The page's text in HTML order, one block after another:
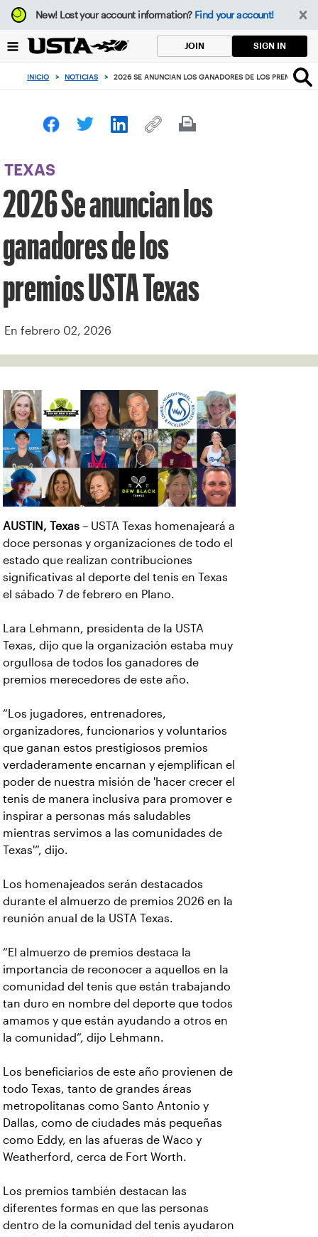
Enfoque
desde
botón
volver
principio
New!Lost your account information? Find your account!
JOIN SIGN IN
INICIO > NOTICIAS > 2026 SE ANUNCIAN LOS GANADORES DE LOS PREMIOS
TEXAS
2026 Se anuncian los
ganadores de los
premios USTA Texas
En febrero 02, 2026
AUSTIN, Texas – USTA Texas homenajeará a
doce personas y organizaciones de todo el
estado que realizan contribuciones
significativas al deporte del tenis en Texas
el sábado 7 de febrero en Plano.
Lara Lehmann, presidenta de la USTA
Texas, dijo que la organización estaba muy
orgullosa de todos los ganadores de
premios merecedores de este año.
“Los jugadores, entrenadores,
organizadores, funcionarios y voluntarios
que ganan estos prestigiosos premios
verdaderamente encarnan y ejemplifican el
poder de nuestra misión de 'hacer crecer el
tenis de manera inclusiva para promover e
inspirar a personas más saludables
mientras servimos a las comunidades de
Texas'”, dijo.
Los homenajeados serán destacados
durante el almuerzo de premios 2026 en la
reunión anual de la USTA Texas.
“El almuerzo de premios destaca la
importancia de reconocer a aquellos en la
comunidad del tenis que están trabajando
tan duro en nombre del deporte que todos
amamos y que están ayudando a otros en
la comunidad”, dijo Lehmann.
Los beneficiarios de este año provienen de
todo Texas, tanto de grandes áreas
metropolitanas como Santo Antonio y
Dallas, como de ciudades más pequeñas
como Eddy, en las afueras de Waco y
Weatherford, cerca de Fort Worth.
Los premios también destacan las
diferentes formas en que las personas
dentro de la comunidad del tenis ayudaron